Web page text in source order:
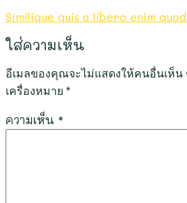
Similique quis a libero enim
ใส่ความเห็น
อีเมลของคุณจะไม่แสดงให้คนอื่นเห็น
เครื่องหมาย *
ความเห็น *